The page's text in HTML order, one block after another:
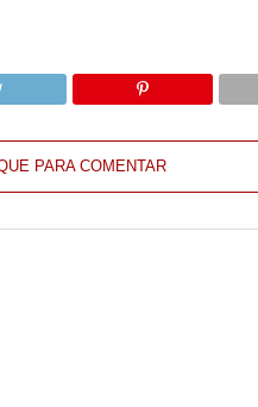
PARA COMENTAR